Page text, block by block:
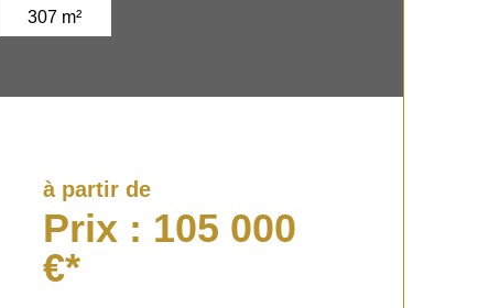
307 m²
à partir de
Prix : 105 000
€*